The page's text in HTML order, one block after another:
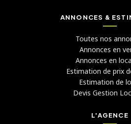
ANNONCES &
Toutes nos
Annonces en
Annonces en
Estimation de prix
Estimation de
Devis Gestion
L'AGENCE